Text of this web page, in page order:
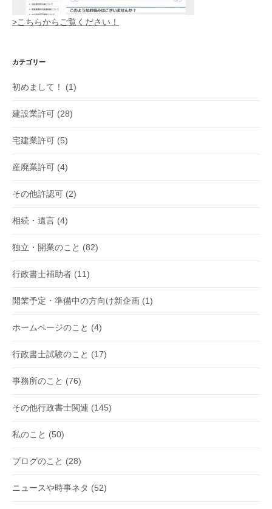
>こちらからご覧ください！
カテゴリー
初めまして！ (1)
建設業許可 (28)
宅建業許可 (5)
産廃業許可 (4)
その他許認可 (2)
相続・遺言 (4)
独立・開業のこと (82)
行政書士補助者 (11)
開業予定・準備中の方向け新企画 (1)
ホームページのこと (4)
行政書士試験のこと (17)
事務所のこと (76)
その他行政書士関連 (145)
私のこと (50)
ブログのこと (28)
ニュースや時事ネタ (52)